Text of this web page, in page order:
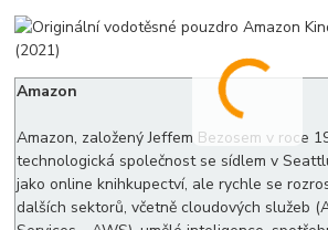
Amazon
Amazon, založený Jeffem Bezosem v roce
technologická společnost se sídlem v
jako online knihkupectví, ale rychle se
dalších sektorů, včetně cloudových služeb